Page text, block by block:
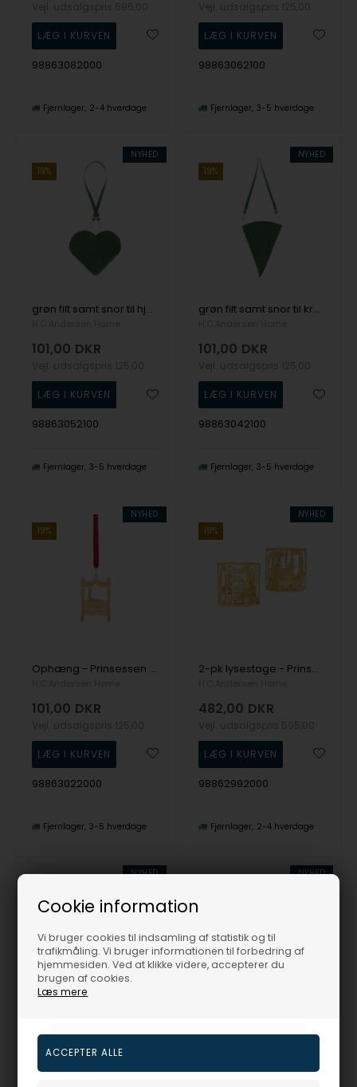
Cookie information
Vi bruger cookies til indsamling af statistik og til
trafikmåling. Vi bruger informationen til forbedring af
hjemmesiden. Ved at klikke videre, accepterer du
brugen af cookies.
Læs mere
98863082000
Fjernlager 2-4 hverdage
98863062100
Fjernlager 3-5 hverdage
NYHED
19%
grøn filt samt snor til hjerte, fra H.C. Andersen Home
101,00 DKR
98863052100
Fjernlager 3-5 hverdage
NYHED
19%
grøn filt samt snor til kræmmerhus, fra H.C. Andersen Home
101,00 DKR
98863042100
Fjernlager 3-5 hverdage
NYHED
19%
Ophæng - Prinsessen på ærten - 18k fg, fra H.C. Andersen Home
101,00 DKR
98863022000
Fjernlager 3-5 hverdage
NYHED
19%
2-pk lysestage - Prinsessen på ærten - 18k fg, fra H.C. Andersen Home
482,00 DKR
98862992000
Fjernlager 2-4 hverdage
NYHED
283,00 DKR
NYHED
480,00 DKR